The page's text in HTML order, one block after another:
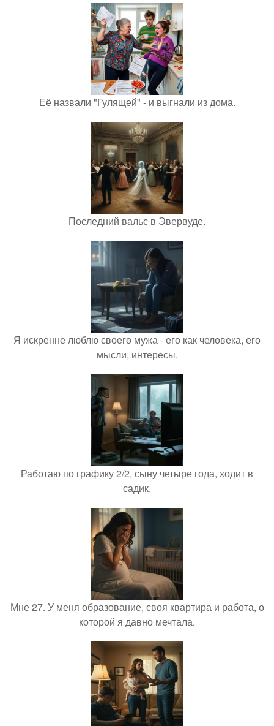
Её назвали "Гулящей" - и выгнали из дома.
Последний вальс в Эвервуде.
Я искренне люблю своего мужа - его как человека, его
мысли, интересы.
Работаю по графику 2/2, сыну четыре года, ходит в
садик.
Мне 27. У меня образование, своя квартира и работа, о
которой я давно мечтала.